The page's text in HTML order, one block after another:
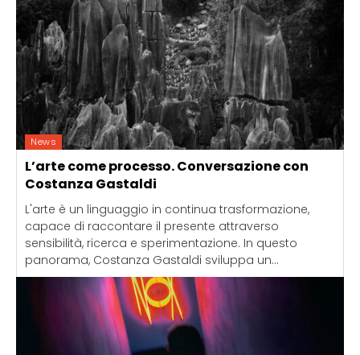
News
L’arte come processo. Conversazione con
Costanza Gastaldi
L'arte è un linguaggio in continua trasformazione,
capace di raccontare il presente attraverso
sensibilità, ricerca e sperimentazione. In questo
panorama, Costanza Gastaldi sviluppa un...